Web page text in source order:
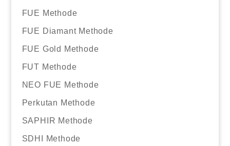
FUE Methode
FUE Diamant Methode
FUE Gold Methode
FUT Methode
NEO FUE Methode
Perkutan Methode
SAPHIR Methode
SDHI Methode